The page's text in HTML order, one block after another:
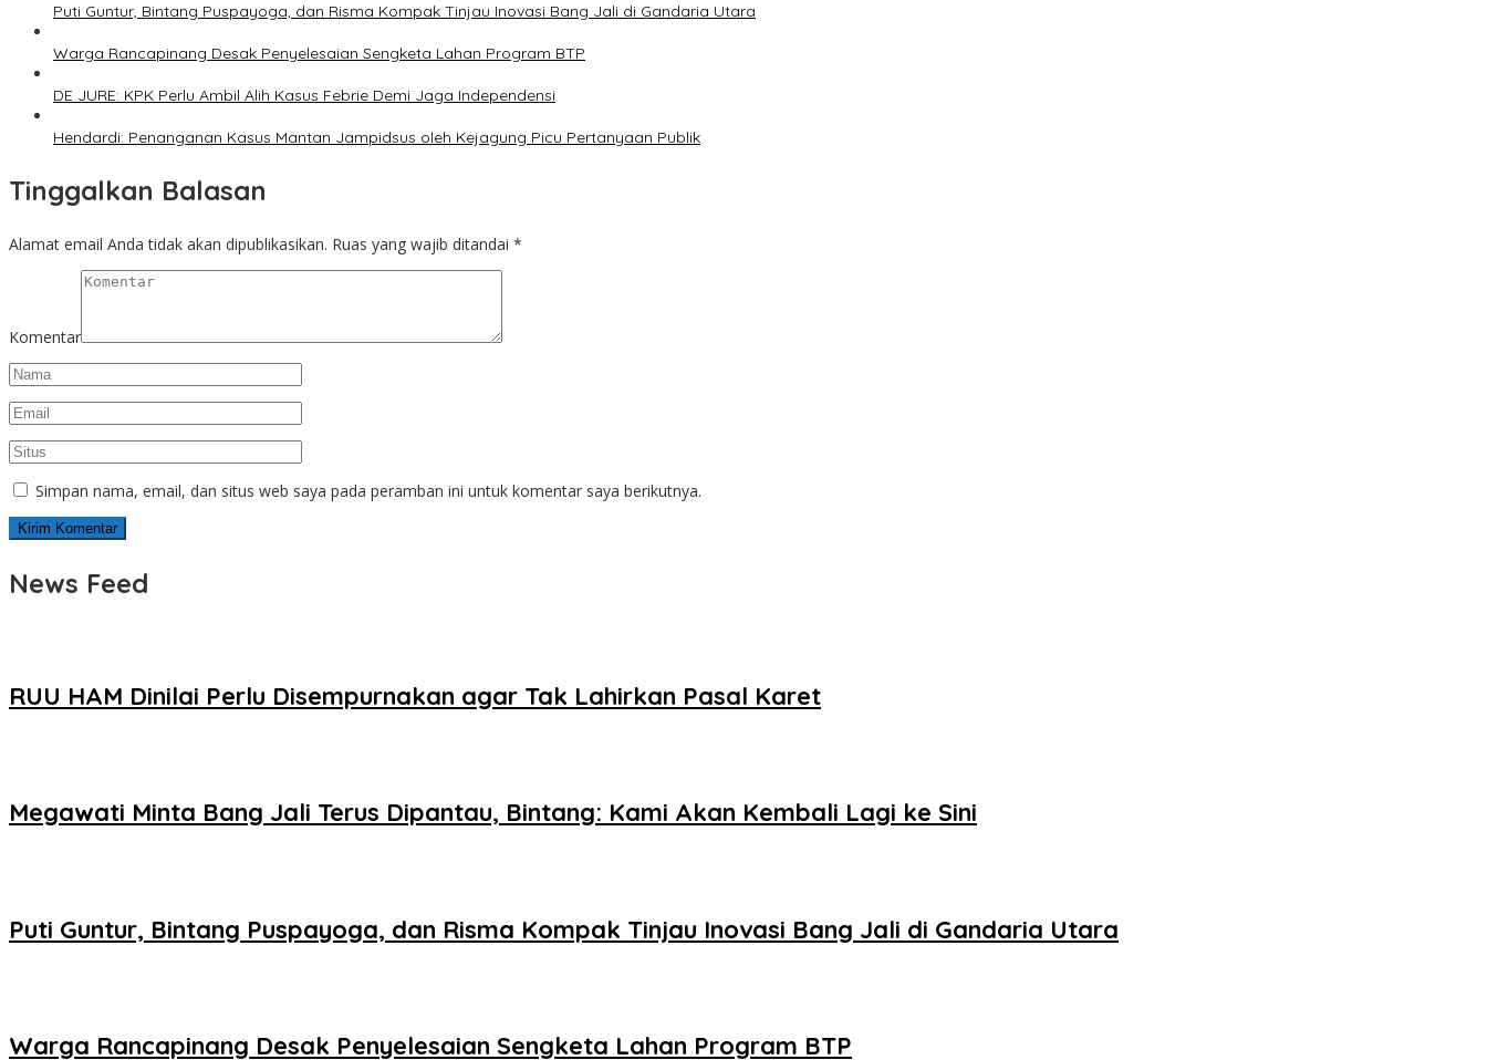
Puti Guntur, Bintang Puspayoga, dan Risma Kompak Tinjau Inovasi Bang Jali di Gandaria Utara
Warga Rancapinang Desak Penyelesaian Sengketa Lahan Program BTP
DE JURE: KPK Perlu Ambil Alih Kasus Febrie Demi Jaga Independensi
Hendardi: Penanganan Kasus Mantan Jampidsus oleh Kejagung Picu Pertanyaan Publik
Tinggalkan Balasan
Alamat email Anda tidak akan dipublikasikan. Ruas yang wajib ditandai *
Komentar
Simpan nama, email, dan situs web saya pada peramban ini untuk komentar saya berikutnya.
News Feed
RUU HAM Dinilai Perlu Disempurnakan agar Tak Lahirkan Pasal Karet
Megawati Minta Bang Jali Terus Dipantau, Bintang: Kami Akan Kembali Lagi ke Sini
Puti Guntur, Bintang Puspayoga, dan Risma Kompak Tinjau Inovasi Bang Jali di Gandaria Utara
Warga Rancapinang Desak Penyelesaian Sengketa Lahan Program BTP